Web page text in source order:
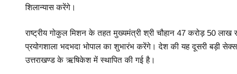
शिलान्यास करेंगे।
राष्ट्रीय गोकुल मिशन के तहत मुख्यमंत्री श्री चौहान 47 करोड़ 50
प्रयोगशाला भदभदा भोपाल का शुभारंभ करेंगे। देश की यह दूसरी बड़ी सेक्स
उत्तराखण्ड के ऋषिकेश में स्थापित की गई है।